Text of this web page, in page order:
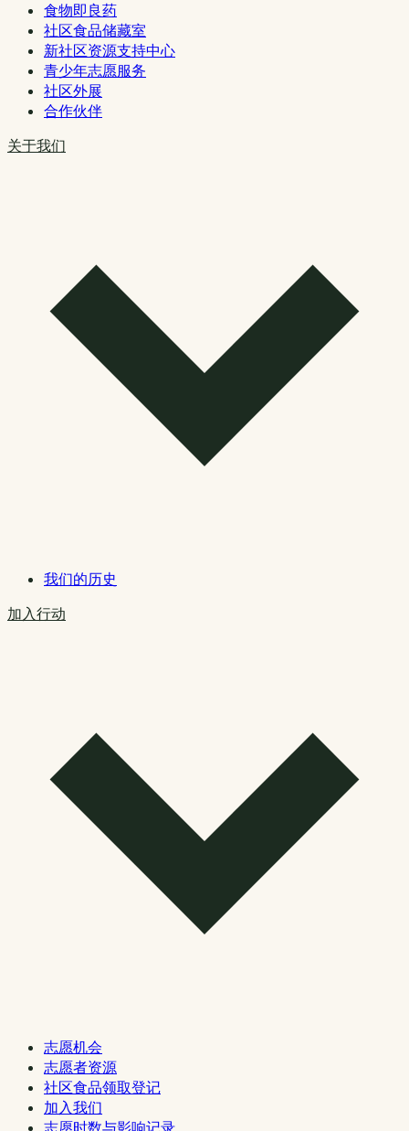
食物即良药
社区食品储藏室
新社区资源支持中心
青少年志愿服务
社区外展
合作伙伴
关于我们
我们的历史
加入行动
志愿机会
志愿者资源
社区食品领取登记
加入我们
志愿时数与影响记录